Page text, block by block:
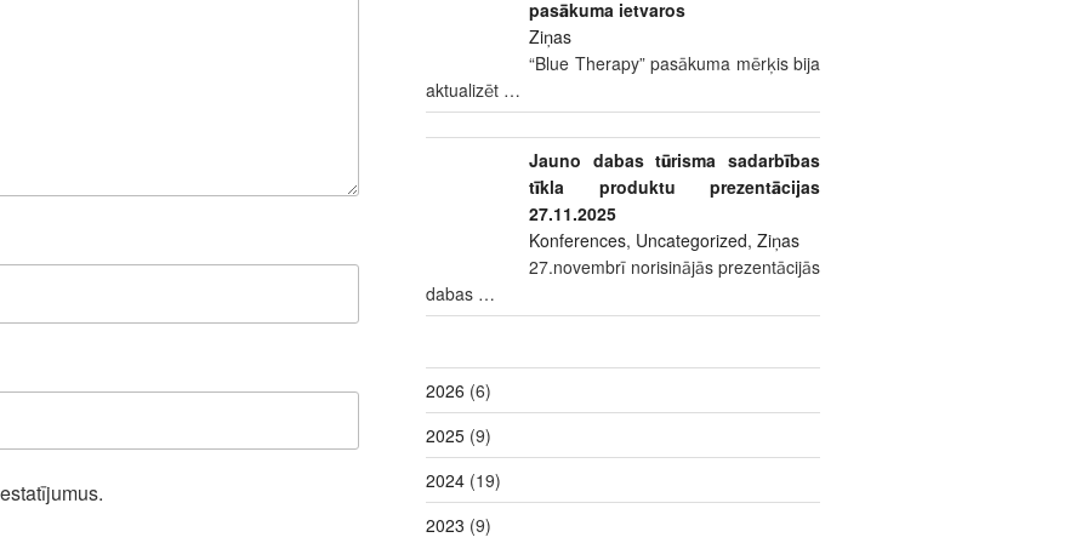
pasākuma ietvaros
Ziņas
“Blue Therapy” pasākuma mērķis bija
aktualizēt …
Jauno dabas tūrisma sadarbības
tīkla produktu prezentācijas
27.11.2025
Konferences, Uncategorized,Ziņas
27.novembrī norisinājās prezentācijās
dabas …
2026 (6)
2025(9)
2024(19)
2023 (9)